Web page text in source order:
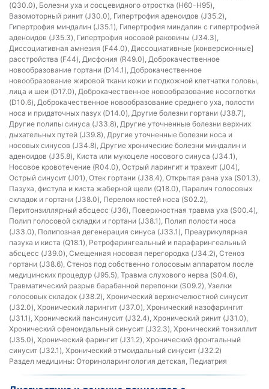
(Q30.0), Болезни уха и сосцевидного отростка (H60-H95),
Вазомоторный ринит (J30.0), Гипертрофия аденоидов (J35.2),
Гипертрофия миндалин (J35.1), Гипертрофия миндалин с гипертрофией
аденоидов (J35.3), Гипертрофия носовой раковины (J34.3),
Диссоциативная амнезия (F44.0), Диссоциативные [конверсионные]
расстройства (F44), Дисфония (R49.0), Доброкачественное
новообразование гортани (D14.1), Доброкачественное
новообразование жировой ткани кожи и подкожной клетчатки головы,
лица и шеи (D17.0), Доброкачественное новообразование носоглотки
(D10.6), Доброкачественное новообразование среднего уха, полости
носа и придаточных пазух (D14.0), Другие болезни гортани (J38.7),
Другие полипы синуса (J33.8), Другие уточненные болезни верхних
дыхательных путей (J39.8), Другие уточненные болезни носа и
носовых синусов (J34.8), Другие хронические болезни миндалин и
аденоидов (J35.8), Киста или мукоцеле носового синуса (J34.1),
Носовое кровотечение (R04.0), Острый ларингит и трахеит (J04),
Острый синусит (J01), Отек гортани (J38.4), Открытая рана уха (S01.3),
Пазуха, фистула и киста жаберной щели (Q18.0), Паралич голосовых
складок и гортани (J38.0), Перелом костей носа (S02.2),
Перитонзиллярный абсцесс (J36), Поверхностная травма уха (S00.4),
Полип голосовой складки и гортани (J38.1), Полип полости носа
(J33.0), Полипозная дегенерация синуса (J33.1), Преаурикулярная
пазуха и киста (Q18.1), Ретрофарингеальный и парафарингеальный
абсцесс (J39.0), Смещенная носовая перегородка (J34.2), Стеноз
гортани (J38.6), Стеноз под собственно голосовым аппаратом после
медицинских процедур (J95.5), Травма слухового нерва (S04.6),
Травматический разрыв барабанной перепонки (S09.2), Узелки
голосовых складок (J38.2), Хронический верхнечелюстной синусит
(J32.0), Хронический ларингит (J37.0), Хронический назофарингит
(J31.1), Хронический пансинусит (J32.4), Хронический ринит (J31.0),
Хронический сфеноидальный синусит (J32.3), Хронический тонзиллит
(J35.0), Хронический фарингит (J31.2), Хронический фронтальный
синусит (J32.1), Хронический этмоидальный синусит (J32.2)
Раздел медицины: Оториноларингология детская, Педиатрия